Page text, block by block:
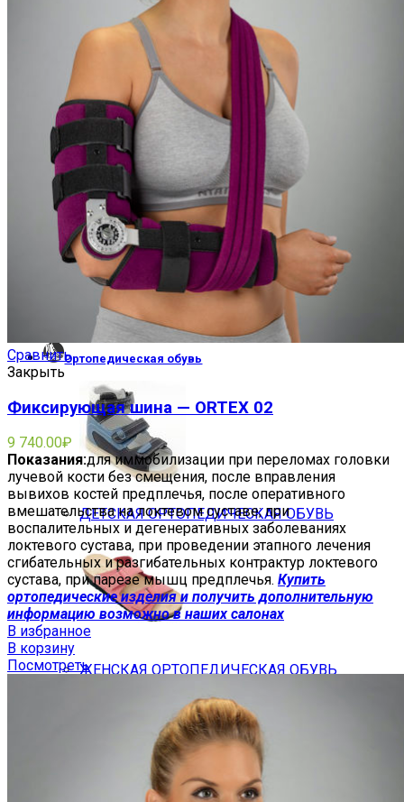
КОРСЕТ ФУНКЦИОНАЛЬНО-
ПРОТЕЗЫ ВЕРХНИХ КОНЕЧНОСТЕЙ
Ортопедическая обувь
ДЕТСКАЯ ОРТОПЕДИЧЕСКАЯ ОБУВЬ
ЖЕНСКАЯ ОРТОПЕДИЧЕСКАЯ ОБУВЬ
Сравнить
Закрыть
Фиксирующая шина — ORTEX 02
9 740.00₽
Показания:для иммобилизации при переломах головки
лучевой кости без смещения, после вправления
вывихов костей предплечья, после оперативного
вмешательства на локтевом суставе; при
воспалительных и дегенеративных заболеваниях
локтевого сустава, при проведении этапного лечения
сгибательных и разгибательных контрактур локтевого
сустава, при парезе мышц предплечья. Купить
ортопедические изделия и получить дополнительную
информацию возможно в наших салонах
В избранное
В корзину
Посмотреть